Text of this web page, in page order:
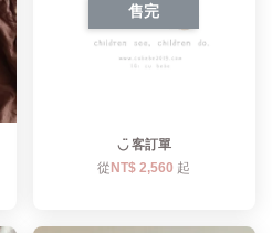
售完
◡̈ 客訂單
從 NT$ 2,560 起